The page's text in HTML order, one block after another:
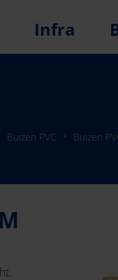
Infra
Buizen PVC Buizen